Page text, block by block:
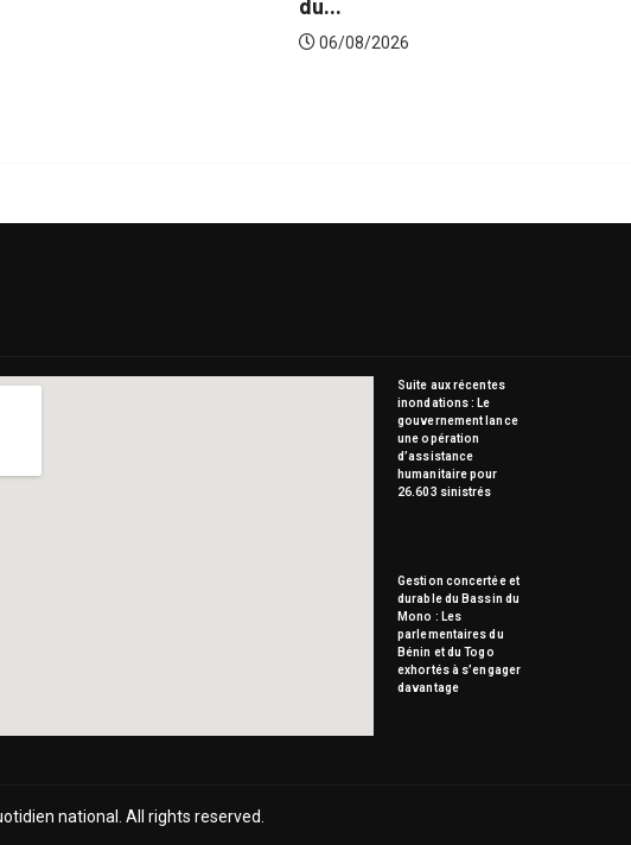
06/08/2026
Suite aux récentes
inondations : Le
gouvernement lance
une opération
d’assistance
humanitaire pour
26.603 sinistrés
Gestion concertée et
durable du Bassin du
Mono : Les
parlementaires du
Bénin et du Togo
exhortés à s’engager
davantage
national. All rights reserved.